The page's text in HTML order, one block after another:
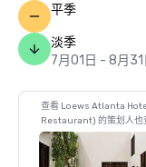
平季
淡季
7月01日 - 8月31
查看 Loews Atlanta
Restaurant) 的策划人也